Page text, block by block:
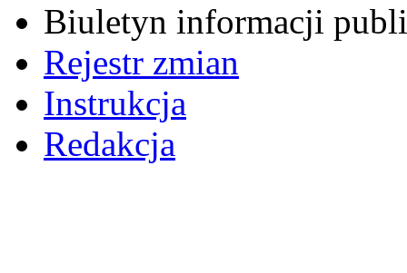
Biuletyn informacji
Rejestr zmian
Instrukcja
Redakcja